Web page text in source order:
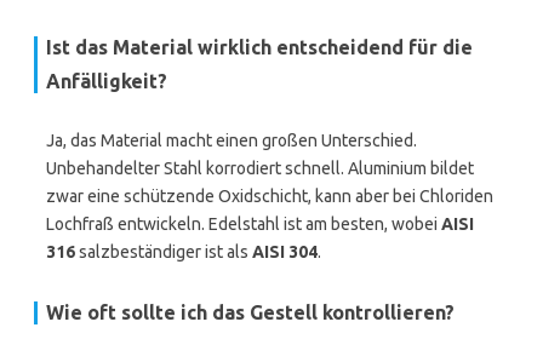
Ist das Material wirklich entscheidend für die
Anfälligkeit?
Ja, das Material macht einen großen Unterschied.
Unbehandelter Stahl korrodiert schnell. Aluminium bildet
zwar eine schützende Oxidschicht, kann aber bei Chloriden
Lochfraß entwickeln. Edelstahl ist am besten, wobei AISI
316salzbeständiger ist als AISI 304.
Wie oft sollte ich das Gestell kontrollieren?